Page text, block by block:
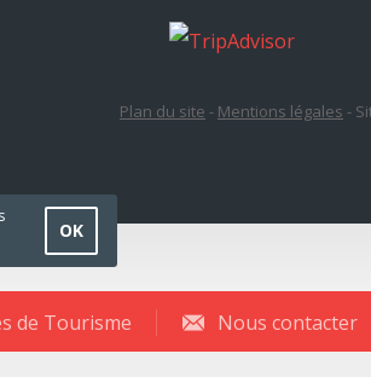
Plan du site - Mentions légales -
de Tourisme Nous contacter
OK